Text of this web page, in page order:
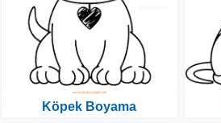
Köpek Boyama